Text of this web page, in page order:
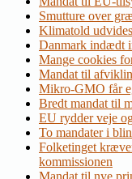
Smutture over
Klimatold
Danmark indædt
Mange cookies
Mandat til
Mikro-GMO får
Bredt mandat til
EU rydder veje
To mandater i
Folketinget
kommissionen